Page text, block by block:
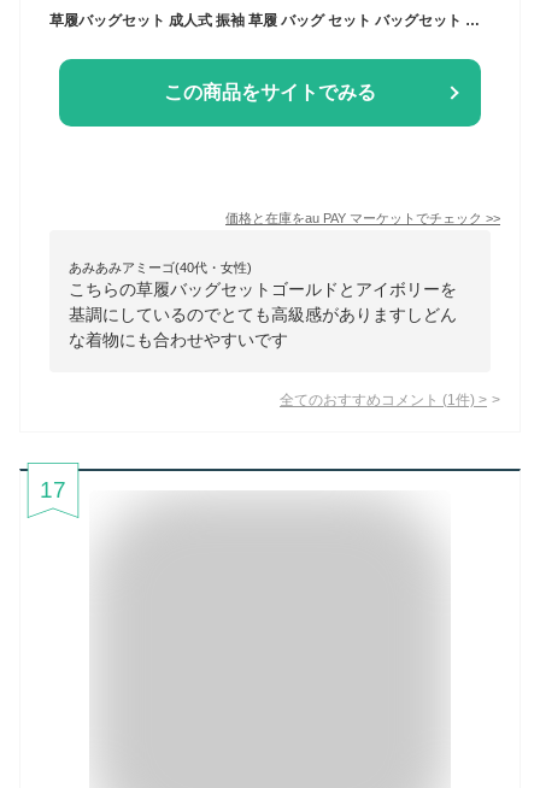
草履バッグセット 成人式 振袖 草履 バッグ セット バッグセット 草履バッグ 厚底草履 厚底 レース エナメル 礼装 袴 S M L LL サイズ フ
この商品をサイトでみる
価格と在庫をau PAY マーケット でチェック >>
あみあみアミーゴ(40代・女性)
こちらの草履バッグセットゴールドとアイボリーを
基調にしているのでとても高級感がありますしどん
な着物にも合わせやすいです
全てのおすすめコメント (1 件) >
17